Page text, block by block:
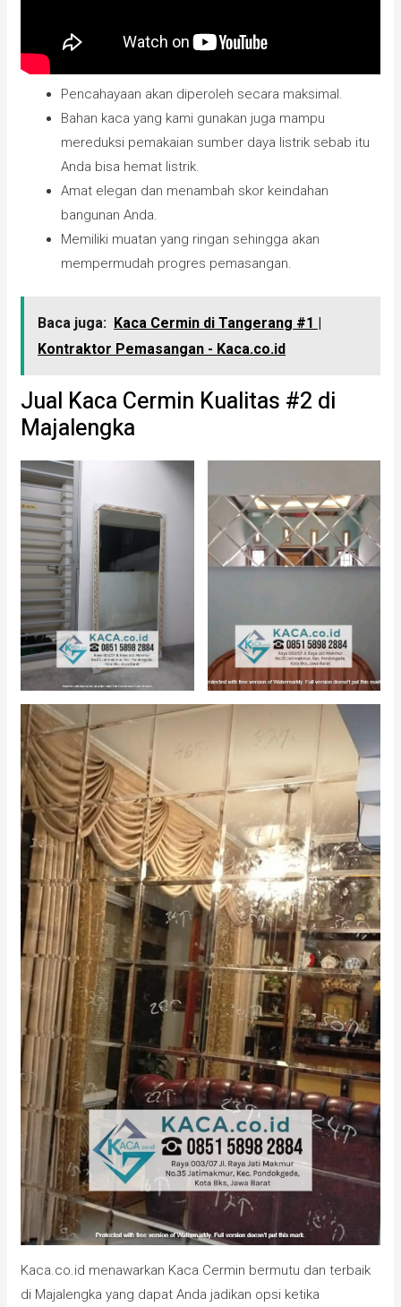
Pencahayaan akan diperoleh secara maksimal.
Bahan kaca yang kami gunakan juga mampu
mereduksi pemakaian sumber daya listrik sebab itu
Anda bisa hemat listrik.
Amat elegan dan menambah skor keindahan
bangunan Anda.
Memiliki muatan yang ringan sehingga akan
mempermudah progres pemasangan.
Baca juga: Kaca Cermin di Tangerang #1 |
Kontraktor Pemasangan - Kaca.co.id
Jual Kaca Cermin Kualitas #2 di
Majalengka
Kaca.co.id menawarkan Kaca Cermin bermutu dan terbaik
di Majalengka yang dapat Anda jadikan opsi ketika